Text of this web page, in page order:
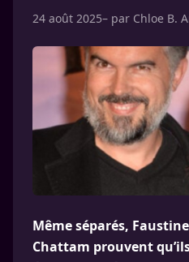
24 août 2025– par Chloe B.
Même séparés,
Chattam prouvent